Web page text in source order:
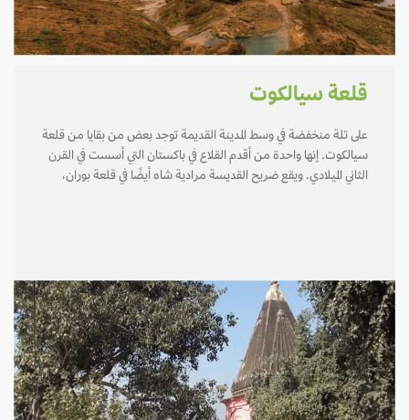
قلعة سيالكوت
على تلة منخفضة في وسط المدينة القديمة توجد بعض من بقايا من قلعة
سيالكوت. إنها واحدة من أقدم القلاع في باكستان التي أسست في القرن
الثاني الميلادي. ويقع ضريح القديسة مرادية شاه أيضًا في قلعة بوران،